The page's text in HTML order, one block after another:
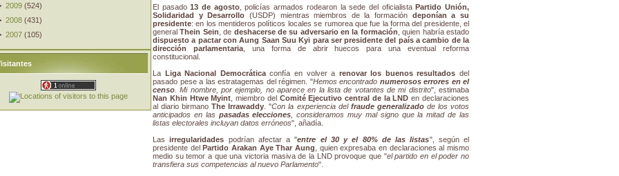
El pasado13 de agosto, policías armados rodearon la sede del oficialista Partido Unión,
Solidaridad y Desarrollo (USDP) mientras miembros de la formación deponían a su
presidente: en los mentideros políticos locales se rumorea que fue la forma del presidente, el
generalThein Sein , de deshacerse de su adversario en la formación , quien habría estado
dispuesto a pactar con Aung Saan Suu Kyi para ser presidente del país a cambio de la
dirección parlamentaria, una forma de abrir huecos para una eventual reforma
constitucional.
La
Liga Nacional Democráticaconfía en volver a renovar los buenos resultados del
pasado pese a las estratagemas del régimen. "Hemos encontrado numerosos errores en el
censo . Mi nombre, por ejemplo, no aparece en la lista de votantes de mi distrito", estimaba
Nan Khin Htwe Myint , miembro del Comité Ejecutivo central de la LND en declaraciones
al diario birmanoThe Irrawaddy . "Con la experiencia del fraude generalizadode los votos
anticipados en las pasadas elecciones , consideramos muy mal signo que la mitad de las
listas electorales incluyan datos erróneos", añadía.
Lasirregularidades podrían afectar a "entre el 30 y el 80% de las listas", según el
presidente del Partido Arakan Aye Thar Aung , quien expresaba en declaraciones al mismo
medio su temor a que una victoria masiva de la LND provoque que "el partido en el poder no
transfiera sus competencias al nuevo Parlamento".
2009 (524)
2008 (431)
2007 (105)